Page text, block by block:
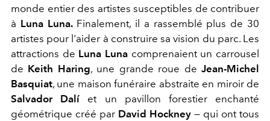
monde entier des artistes susceptibles de contribuer
à Luna Luna.Finalement, il a rassemblé plus de 30
artistes pour l'aider à construire sa vision du parc. Les
attractions de Luna Luna comprenaient un carrousel
de Keith Haring, une grande roue deJean-Michel
Basquiat, une maison funéraire abstraite en miroir de
Salvador Dalí et un pavillon forestier enchanté
géométrique créé par David Hockney — qui ont tous